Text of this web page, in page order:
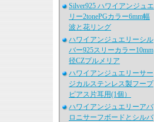
Silver925 ハワイアンジュエ
リー2tonePGカラー6mm幅
波と花リング
ハワイアンジュエリーシル
バー925スリーカラー10mm
径CZプルメリア
ハワイアンジュエリーサー
ジカルステンレス製フープ
ピアス片耳用(1個）
ハワイアンジュエリーアバ
ロニサーフボードとシルバ